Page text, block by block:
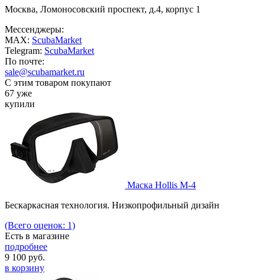
Москва, Ломоносовский проспект, д.4, корпус 1
Мессенджеры:
MAX: ScubaMarket
Telegram: ScubaMarket
По почте:
sale@scubamarket.ru
С этим товаром покупают
67 уже
купили
Маска Hollis M-4
Бескаркасная технология. Низкопрофильный дизайн
(Всего оценок: 1)
Есть в магазине
подробнее
9 100 руб.
в корзину